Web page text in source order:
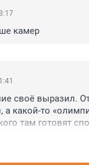
камер
своё выразил.
а какой-то
там готовят